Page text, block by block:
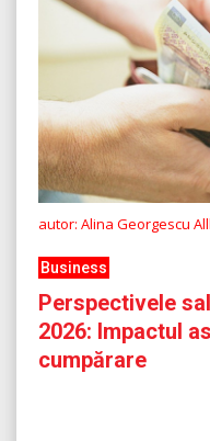
autor: Alina Georgescu
Business
Perspectivele
2026: Impactul
cumpărare